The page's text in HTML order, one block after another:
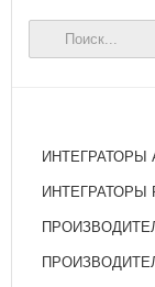
ИНТЕГРАТОРЫ
ИНТЕГРАТОРЫ